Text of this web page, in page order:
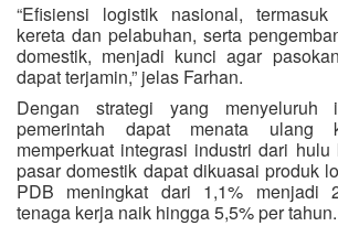
“Efisiensi logistik nasional, termasuk
kereta dan pelabuhan, serta
domestik, menjadi kunci agar
dapat terjamin,” jelas Farhan.
Dengan strategi yang menyeluruh
pemerintah dapat menata ulang
memperkuat integrasi industri dari
pasar domestik dapat dikuasai produk
PDB meningkat dari 1,1% menjadi
tenaga kerja naik hingga 5,5% per tahun.